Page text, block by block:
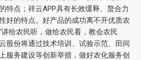
特点；祥云APP具有长效缓释、螯合力
好的特点。好产品的成功离不开优质农
给农民听，做给农民看，教会农民
股份将通过技术培训、试验示范、田间
服务建设等创新举措，做好农化服务创